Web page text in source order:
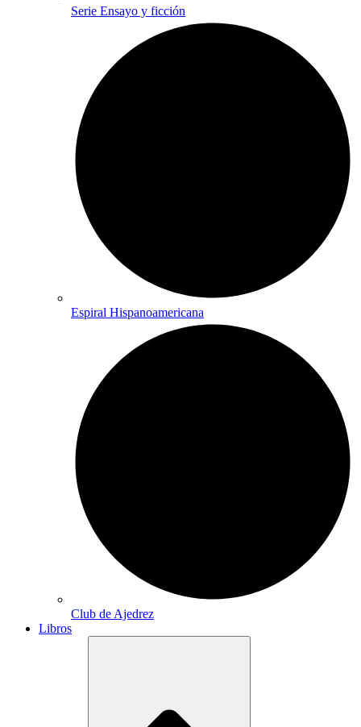
Serie Ensayo y ficción
Espiral Hispanoamericana
Club de Ajedrez
Libros